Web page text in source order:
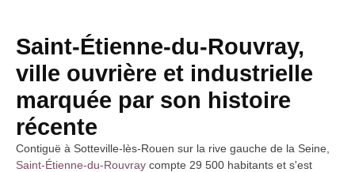
Saint-Étienne-du-Rouvray,
ville ouvrière et industrielle
marquée par son histoire
récente
Contiguë à Sotteville-lès-Rouen sur la rive gauche de la Seine,
Saint-Étienne-du-Rouvray compte 29 500 habitants et s'est